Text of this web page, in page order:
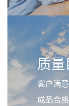
质
客户满
成品合